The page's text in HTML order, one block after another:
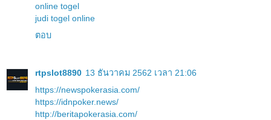
online togel
judi togel online
ตอบ
rtpslot8890 13 ธันวาคม 2562 เวลา 21:06
https://newspokerasia.com/
https://idnpoker.news/
http://beritapokerasia.com/